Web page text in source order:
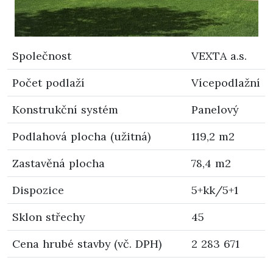
Společnost
VEXTA a.s.
Počet podlaží
Vícepodlažní
Konstrukční systém
Panelový
Podlahová plocha (užitná)
119,2 m2
Zastavěná plocha
78,4 m2
Dispozice
5+kk/5+1
Sklon střechy
45
Cena hrubé stavby (vč. DPH)
2 283 671